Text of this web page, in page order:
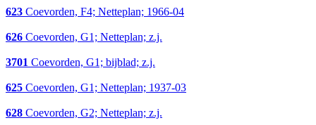
623 Coevorden, F4; Netteplan; 1966-04
626 Coevorden, G1; Netteplan; z.j.
3701 Coevorden, G1; bijblad; z.j.
625 Coevorden, G1; Netteplan; 1937-03
628 Coevorden, G2; Netteplan; z.j.